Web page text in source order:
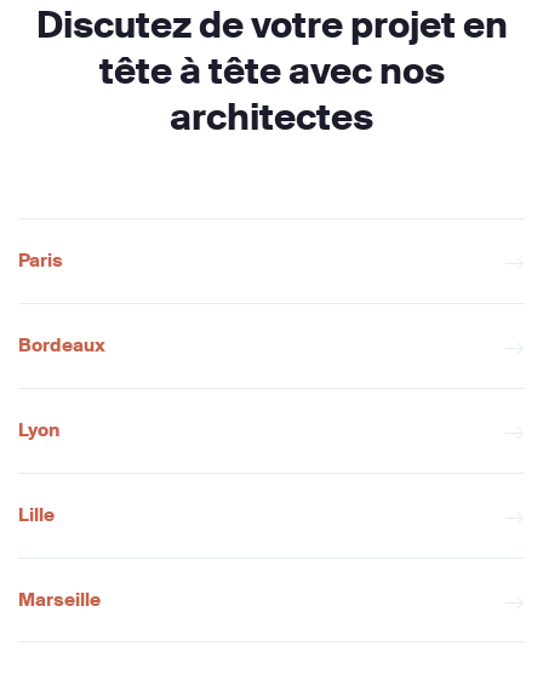
Discutez de votre projet en
tête à tête avec nos
architectes
Paris
Bordeaux
Lyon
Lille
Marseille